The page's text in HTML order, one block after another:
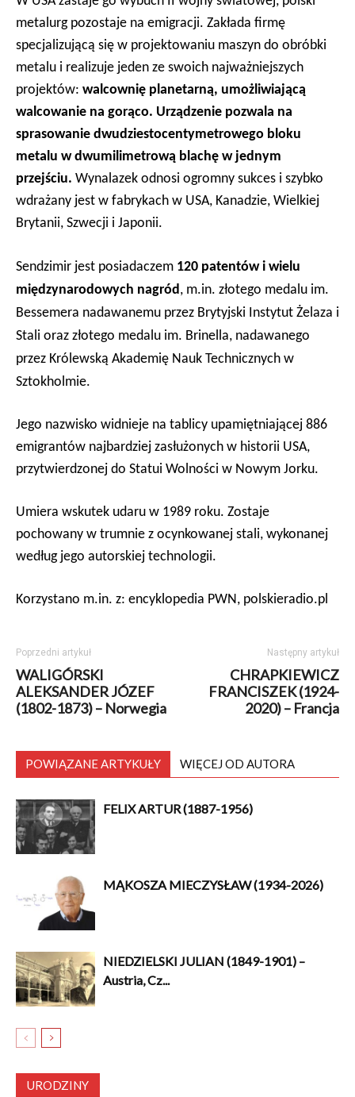
metalurg pozostaje na emigracji. Zakłada firmę
specjalizującą się w projektowaniu maszyn do obróbki
metalu i realizuje jeden ze swoich najważniejszych
projektów: walcownię planetarną, umożliwiającą
walcowanie na gorąco. Urządzenie pozwala na
sprasowanie dwudziestocentymetrowego bloku
metalu w dwumilimetrową blachę w jednym
przejściu. Wynalazek odnosi ogromny sukces i szybko
wdrażany jest w fabrykach w USA, Kanadzie, Wielkiej
Brytanii, Szwecji i Japonii.
Sendzimir jest posiadaczem 120 patentów i wielu
międzynarodowych nagród , m.in. złotego medalu im.
Bessemera nadawanemu przez Brytyjski Instytut Żelaza i
Stali oraz złotego medalu im. Brinella, nadawanego
przez Kró lewską Akademię Nauk Technicznych w
Sztokholmie.
Jego nazwisko widnieje na tablicy upamiętniającej 886
emigrantów najbardziej zasłużonych w historii USA,
przytwierdzonej do Statui Wolności w Nowym Jorku.
Umiera wskutek udaru w 1989 roku. Zostaje
pochowany w trumnie z ocynkowanej stali, wykonanej
według jego autorskiej technologii.
Korzystano m.in. z: encyklopedia PWN, polskieradio.pl
Poprzedni artykuł
WALIGÓRSKI
ALEKSANDER JÓZEF
(1802-1873) – Norwegia
Następny artykuł
CHRAPKIEWICZ
FRANCISZEK (1924-
2020) – Francja
POWIĄZANE ARTYKUŁY WIĘCEJ OD AUTORA
FELIX ARTUR (1887-1956)
MĄKOSZA MIECZYSŁAW (1934-2026)
NIEDZIELSKI JULIAN (1849-1901) –
Austria, Cz...
URODZINY